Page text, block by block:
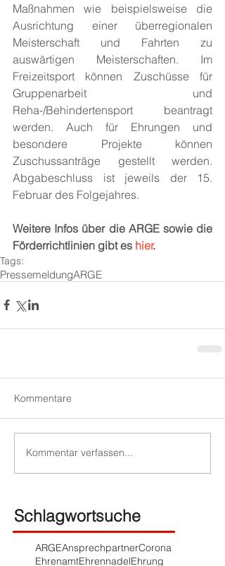
Maßnahmen wie beispielsweise die
Ausrichtung einer überregionalen
Meisterschaft und Fahrten zu
auswärtigen Meisterschaften. Im
Freizeitsport können Zuschüsse für
Gruppenarbeit und
Reha-/Behindertensport beantragt
werden. Auch für Ehrungen und
besondere Projekte können
Zuschussanträge gestellt werden.
Abgabeschluss ist jeweils der 15.
Februar des Folgejahres.
Weitere Infos über die ARGE sowie die
Förderrichtlinien gibt es hier.
Tags:
PressemeldungARGE
Kommentare
Kommentar verfassen...
Schlagwortsuche
ARGEAnsprechpartnerCorona
EhrenamtEhrennadelEhrung